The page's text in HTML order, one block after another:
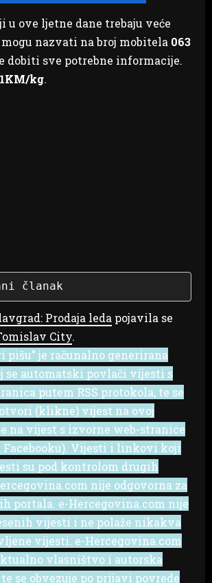
u ove ljetne dane trebaju veće
nazvati na broj mobitela 063
dobiti sve potrebne informacije.
1KM/kg.
članak
Prodaja leda pojavila se
City.
pišu” je računalno generirana
se automatski povlači vijesti s
putem RSS protokola, te se
(klikne) vijest na ovoj
na vijest s izvorne web-stranice
Facebooku). Vijesti i linkovi koji
su pod kontrolom drugih
nije odgovorna za
portala. e-Hercegovina.com nije
vijesti i ne polaže nikakva
vijesti. e-Hercegovina.com
vlasništvo i autorska
se obvezuje po prijavi povrede